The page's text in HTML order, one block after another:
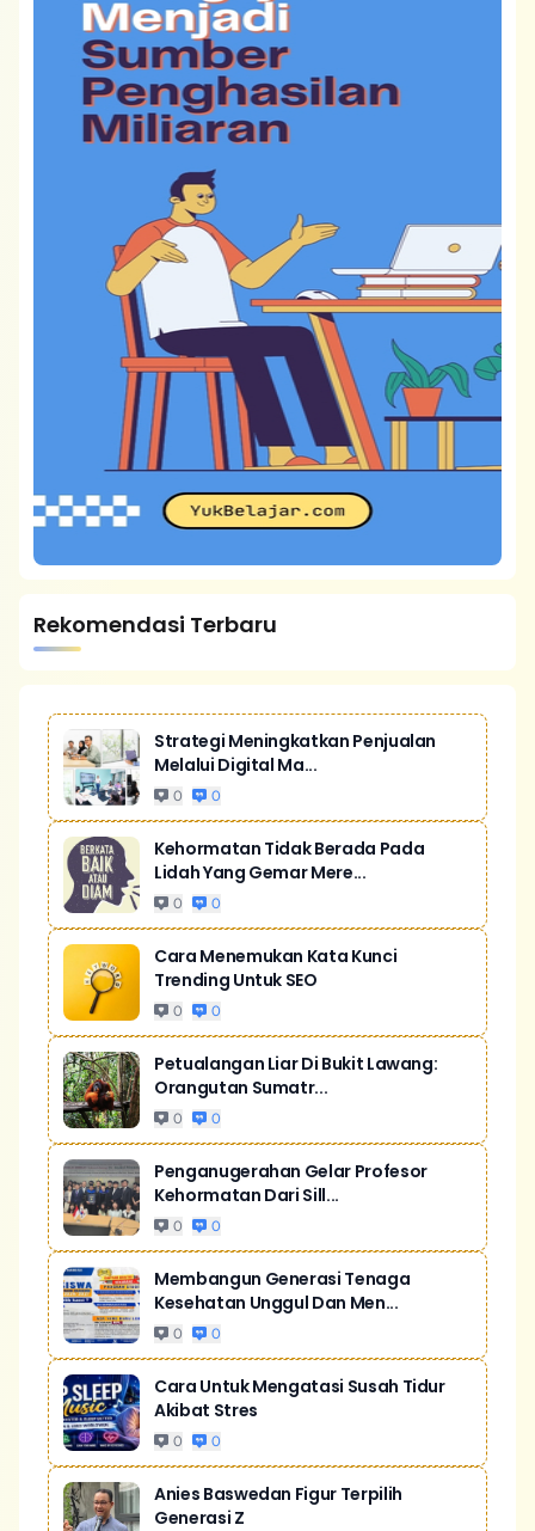
Rekomendasi Terbaru
Strategi Meningkatkan Penjualan
Melalui Digital Ma...
0 0
Kehormatan Tidak Berada Pada
Lidah Yang Gemar Mere...
0 0
Cara Menemukan Kata Kunci
Trending Untuk SEO
0 0
Petualangan Liar Di Bukit Lawang:
Orangutan Sumatr...
0 0
Penganugerahan Gelar Profesor
Kehormatan Dari Sill...
0 0
Membangun Generasi Tenaga
Kesehatan Unggul Dan Men...
0 0
Cara Untuk Mengatasi Susah Tidur
Akibat Stres
0 0
Anies Baswedan Figur Terpilih
Generasi Z